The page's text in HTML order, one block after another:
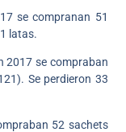
se compranan 51
latas.
2017 se compraban
Se perdieron 33
52 sachets